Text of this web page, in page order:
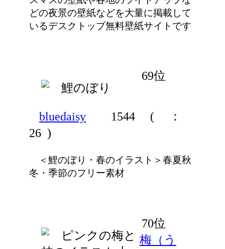
どの夜景の壁紙などを大量に掲載して
いるデスクトップ無料壁紙サイトです
69位
bluedaisy 1544 (
：
26 )
＜鯉のぼり・春のイラスト＞春夏秋
冬・季節のフリー素材
70位
梅（う